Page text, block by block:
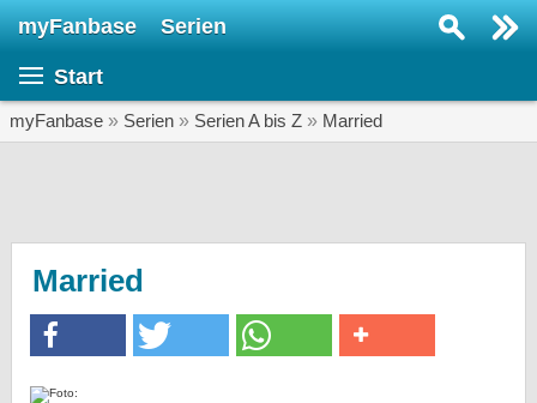
myFanbase Serien
Start
myFanbase » Serien » Serien A bis Z » Married
Married
SERIEN
Veranstaltungen
KULTUR